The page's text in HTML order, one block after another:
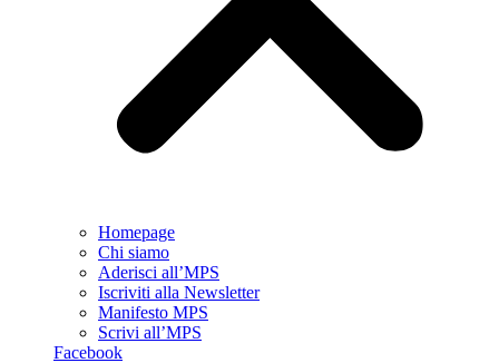
Homepage
Chi siamo
Aderisci all’MPS
Iscriviti alla Newsletter
Manifesto MPS
Scrivi all’MPS
Facebook